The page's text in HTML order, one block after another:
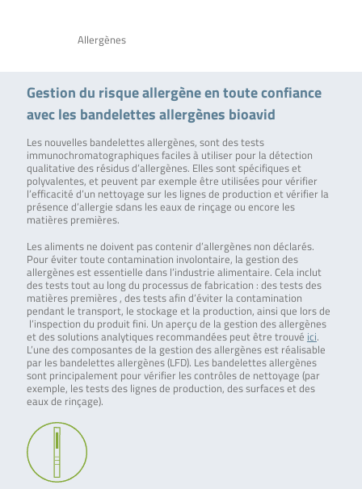
Allergènes
Gestion du risque allergène en toute confiance
avec les bandelettes allergènes bioavid
Les nouvelles bandelettes allergènes, sont des tests
immunochromatographiques faciles à utiliser pour la détection
qualitative des résidus d’allergènes. Elles sont spécifiques et
polyvalentes, et peuvent par exemple être utilisées pour vérifier
l’efficacité d’un nettoyage sur les lignes de production et vérifier la
présence d’allergie sdans les eaux de rinçage ou encore les
matières premières.
Les aliments ne doivent pas contenir d’allergènes non déclarés.
Pour éviter toute contamination involontaire, la gestion des
allergènes est essentielle dans l’industrie alimentaire. Cela inclut
des tests tout au long du processus de fabrication : des tests des
matières premières , des tests afin d’éviter la contamination
pendant le transport, le stockage et la production, ainsi que lors de
l’inspection du produit fini. Un aperçu de la gestion des allergènes
et des solutions analytiques recommandées peut être trouvé ici.
L’une des composantes de la gestion des allergènes est réalisable
par les bandelettes allergènes (LFD). Les bandelettes allergènes
sont principalement pour vérifier les contrôles de nettoyage (par
exemple, les tests des lignes de production, des surfaces et des
eaux de rinçage).